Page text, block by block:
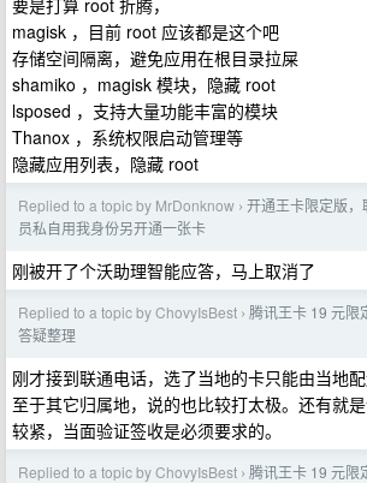
要是打算 root 折腾，
magisk ，目前 root 应该都是这个吧
存储空间隔离，避免应用在根目录拉屎
shamiko ，magisk 模块，隐藏 root
lsposed ，支持大量功能丰富的模块
Thanox ，系统权限启动管理等
隐藏应用列表，隐藏 root
Replied to a topic by MrDonknow › 开通王卡限定版，
员私自用我身份另开通一张卡
刚被开了个沃助理智能应答，马上取消了
Replied to a topic by ChovyIsBest › 腾讯王卡 19 元限
答疑整理
刚才接到联通电话，选了当地的卡只能由当地配
至于其它归属地，说的也比较打太极。还有就
较紧，当面验证签收是必须要求的。
Replied to a topic by ChovyIsBest › 腾讯王卡 19 元限